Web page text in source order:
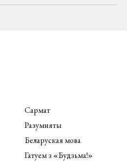
Сармат
Разумняты
Беларуская мова
Гатуем з «Будзьма!»